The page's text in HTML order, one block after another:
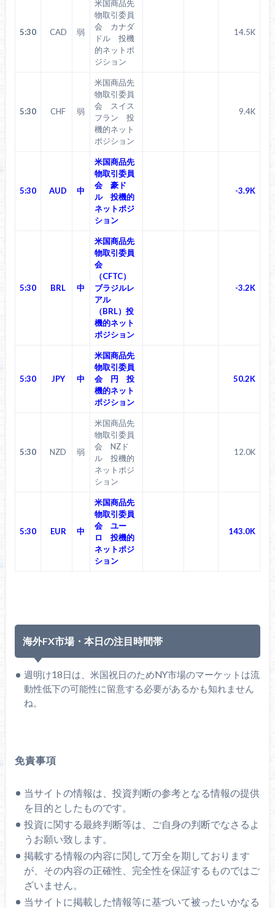
5:30 CAD 弱
米国商品先
物取引委員
会 カナダ
ドル 投機
的ネットポ
ジション
14.5K
5:30 CHF 弱
米国商品先
物取引委員
会 スイス
フラン 投
機的ネット
ポジション
9.4K
5:30 AUD 中
米国商品先
物取引委員
会 豪ド
ル 投機的
ネットポジ
ション
-3.9K
5:30 BRL 中
米国商品先
物取引委員
会
（CFTC）
ブラジルレ
アル
（BRL）投
機的ネット
ポジション
-3.2K
5:30 JPY 中
米国商品先
物取引委員
会 円 投
機的ネット
ポジション
50.2K
5:30 NZD 弱
米国商品先
物取引委員
会 NZド
ル 投機的
ネットポジ
ション
12.0K
5:30 EUR 中
米国商品先
物取引委員
会 ユー
ロ 投機的
ネットポジ
ション
143.0K
海外FX市場・本日の注目時間帯
週明け18日は、米国祝日のためNY市場のマーケットは流
動性低下の可能性に留意する必要があるかも知れません
ね。
免責事項
当サイトの情報は、投資判断の参考となる情報の提供
を目的としたものです。
投資に関する最終判断等は、ご自身の判断でなさるよ
うお願い致します。
掲載する情報の内容に関して万全を期しております
が、その内容の正確性、完全性を保証するものではご
ざいません。
当サイトに掲載した情報等に基づいて被ったいかなる